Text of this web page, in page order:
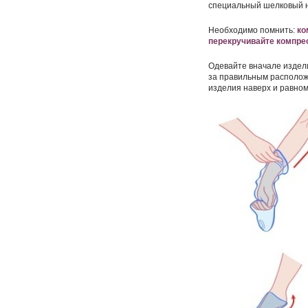
специальный шелковый
Необходимо помнить:
перекручивайте
Одевайте вначале
за правильным
изделия наверх и